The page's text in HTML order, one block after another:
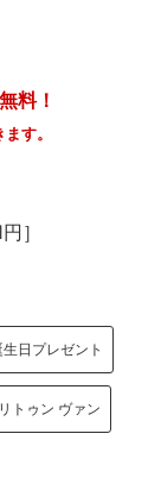
料！
す。
］
生日プレゼント
トゥン ヴァン